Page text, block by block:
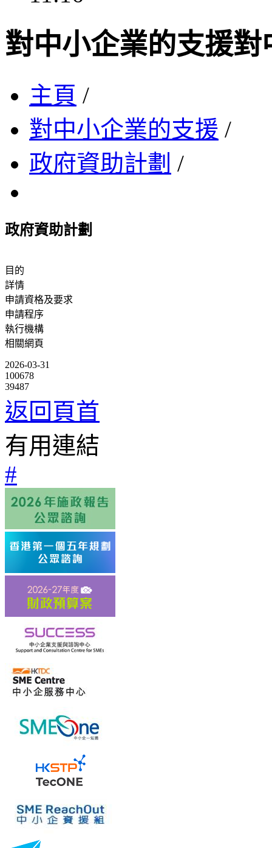
對中小企業的支援對
主頁 /
對中小企業的支援 /
政府資助計劃 /
政府資助計劃
目的
詳情
申請資格及要求
申請程序
執行機構
相關網頁
2026-03-31
100678
39487
返回頁首
有用連結
#